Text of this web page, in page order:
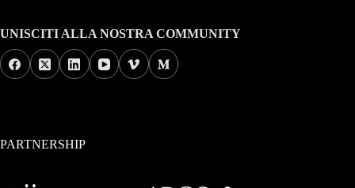
UNISCITI ALLA NOSTRA COMMUNITY
PARTNERSHIP